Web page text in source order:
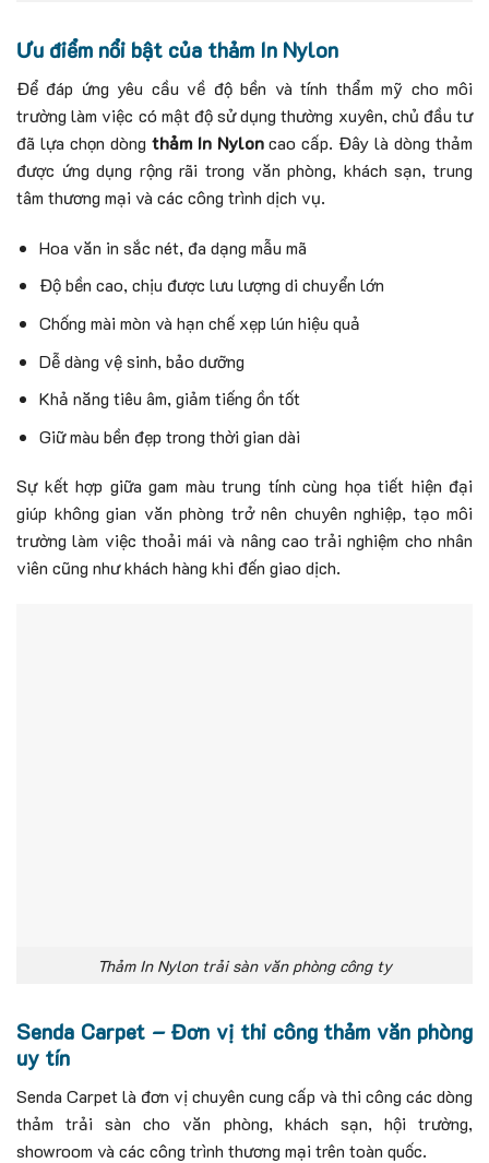
Ưu điểm nổi bật của thảm In Nylon
Để đáp ứng yêu cầu về độ bền và tính thẩm mỹ cho môi
trường làm việc có mật độ sử dụng thường xuyên, chủ đầu tư
đã lựa chọn dòng thảm In Nyloncao cấp. Đây là dòng thảm
được ứng dụng rộng rãi trong văn phòng, khách sạn, trung
tâm thương mại và các công trình dịch vụ.
Hoa văn in sắc nét, đa dạng mẫu mã
Độ bền cao, chịu được lưu lượng di chuyển lớn
Chống mài mòn và hạn chế xẹp lún hiệu quả
Dễ dàng vệ sinh, bảo dưỡng
Khả năng tiêu âm, giảm tiếng ồn tốt
Giữ màu bền đẹp trong thời gian dài
Sự kết hợp giữa gam màu trung tính cùng họa tiết hiện đại
giúp không gian văn phòng trở nên chuyên nghiệp, tạo môi
trường làm việc thoải mái và nâng cao trải nghiệm cho nhân
viên cũng như khách hàng khi đến giao dịch.
Thảm In Nylon trải sàn văn phòng công ty
Senda Carpet – Đơn vị thi công thảm văn phòng
uy tín
Senda Carpet là đơn vị chuyên cung cấp và thi công các dòng
thảm trải sàn cho văn phòng, khách sạn, hội trường,
showroom và các công trình thương mại trên toàn quốc.